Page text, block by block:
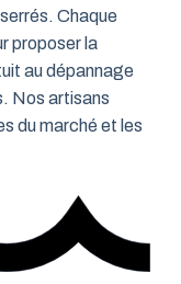
Chaque
proposer la
au dépannage
Nos artisans
du marché et les